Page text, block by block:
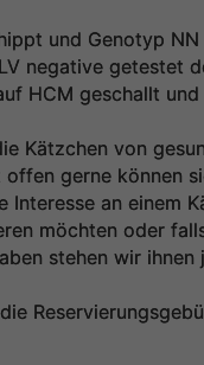
und Genotyp
negative getestet
HCM geschallt
Kätzchen von
gerne können
Interesse an einem
möchten oder
stehen wir ihnen